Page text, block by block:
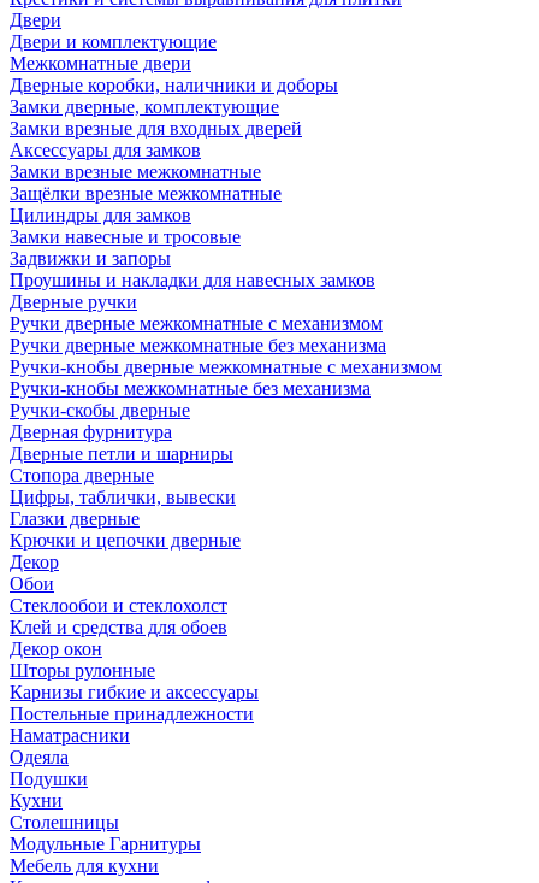
Двери
Двери и комплектующие
Межкомнатные двери
Дверные коробки, наличники и доборы
Замки дверные, комплектующие
Замки врезные для входных дверей
Аксессуары для замков
Замки врезные межкомнатные
Защёлки врезные межкомнатные
Цилиндры для замков
Замки навесные и тросовые
Задвижки и запоры
Проушины и накладки для навесных замков
Дверные ручки
Ручки дверные межкомнатные с механизмом
Ручки дверные межкомнатные без механизма
Ручки-кнобы дверные межкомнатные с механизмом
Ручки-кнобы межкомнатные без механизма
Ручки-скобы дверные
Дверная фурнитура
Дверные петли и шарниры
Стопора дверные
Цифры, таблички, вывески
Глазки дверные
Крючки и цепочки дверные
Декор
Обои
Стеклообои и стеклохолст
Клей и средства для обоев
Декор окон
Шторы рулонные
Карнизы гибкие и аксессуары
Постельные принадлежности
Наматрасники
Одеяла
Подушки
Кухни
Столешницы
Модульные Гарнитуры
Мебель для кухни